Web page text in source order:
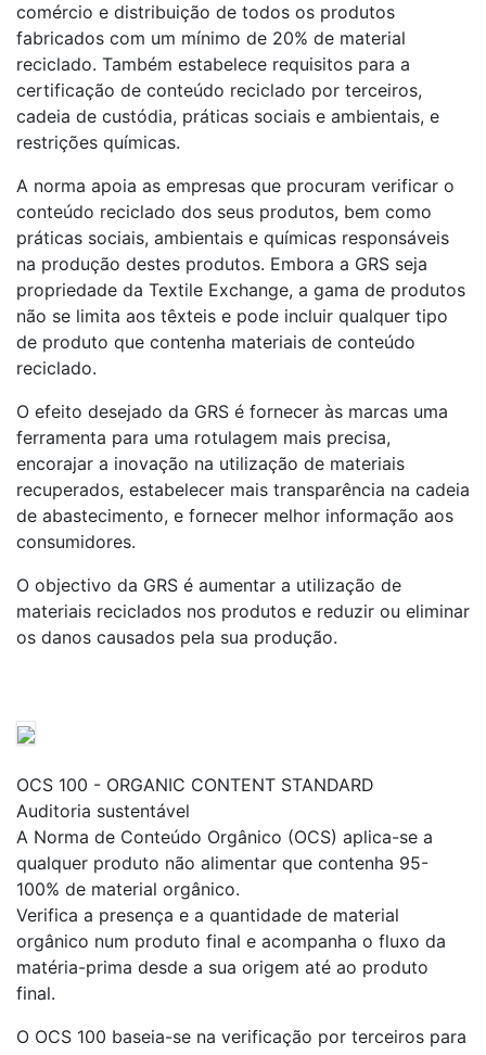
comércio e distribuição de todos os produtos
fabricados com um mínimo de 20% de material
reciclado. Também estabelece requisitos para a
certificação de conteúdo reciclado por terceiros,
cadeia de custódia, práticas sociais e ambientais, e
restrições químicas.
A norma apoia as empresas que procuram verificar o
conteúdo reciclado dos seus produtos, bem como
práticas sociais, ambientais e químicas responsáveis
na produção destes produtos. Embora a GRS seja
propriedade da Textile Exchange, a gama de produtos
não se limita aos têxteis e pode incluir qualquer tipo
de produto que contenha materiais de conteúdo
reciclado.
O efeito desejado da GRS é fornecer às marcas uma
ferramenta para uma rotulagem mais precisa,
encorajar a inovação na utilização de materiais
recuperados, estabelecer mais transparência na cadeia
de abastecimento, e fornecer melhor informação aos
consumidores.
O objectivo da GRS é aumentar a utilização de
materiais reciclados nos produtos e reduzir ou eliminar
os danos causados pela sua produção.
OCS 100 - ORGANIC CONTENT STANDARD
Auditoria sustentável
A Norma de Conteúdo Orgânico (OCS) aplica-se a
qualquer produto não alimentar que contenha 95-
100% de material orgânico.
Verifica a presença e a quantidade de material
orgânico num produto final e acompanha o fluxo da
matéria-prima desde a sua origem até ao produto
final.
O OCS 100 baseia-se na verificação por terceiros para